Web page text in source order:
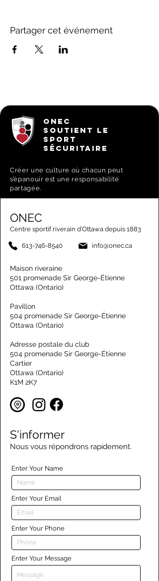
Partager cet événement
ONEC
SOUTIENT LE
SPORT
SÉCURITAIRE
Créer une culture où chacun peut
s’épanouir est une responsabilité
partagée.
ONEC
Centre sportif riverain d’Ottawa depuis 1883
613-746-8540 info@onec.ca
Maison riveraine
501 promenade Sir George-Étienne
Ottawa (Ontario)
Pavillon
504 promenade Sir George-Étienne
Ottawa (Ontario)
Adresse postale du club
504 promenade Sir George-Étienne
Cartier
Ottawa (Ontario)
K1M 2K7
S'informer
Nous vous répondrons rapidement.
Enter Your Name
Enter Your Email
Enter Your Phone
Enter Your Message